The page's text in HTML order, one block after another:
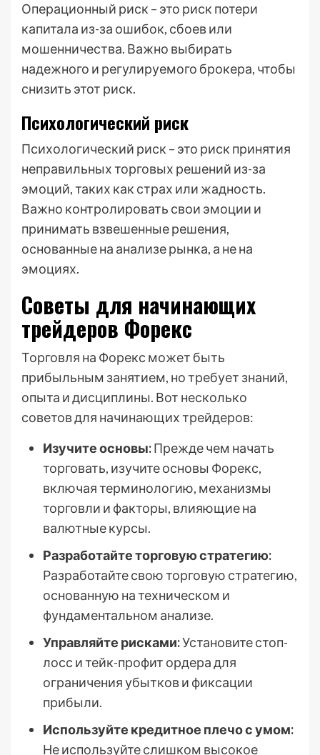
Операционный риск – это риск потери
капитала из-за ошибок, сбоев или
мошенничества. Важно выбирать
надежного и регулируемого брокера, чтобы
снизить этот риск.
Психологический риск
Психологический риск – это риск принятия
неправильных торговых решений из-за
эмоций, таких как страх или жадность.
Важно контролировать свои эмоции и
принимать взвешенные решения,
основанные на анализе рынка, а не на
эмоциях.
Советы для начинающих
трейдеров Форекс
Торговля на Форекс может быть
прибыльным занятием, но требует знаний,
опыта и дисциплины. Вот несколько
советов для начинающих трейдеров:
Изучите основы:Прежде чем начать
торговать, изучите основы Форекс,
включая терминологию, механизмы
торговли и факторы, влияющие на
валютные курсы.
Разработайте торговую стратегию:
Разработайте свою торговую стратегию,
основанную на техническом и
фундаментальном анализе.
Управляйте рисками:Установите стоп-
лосс и тейк-профит ордера для
ограничения убытков и фиксации
прибыли.
Используйте кредитное плечо с умом:
Не используйте слишком высокое